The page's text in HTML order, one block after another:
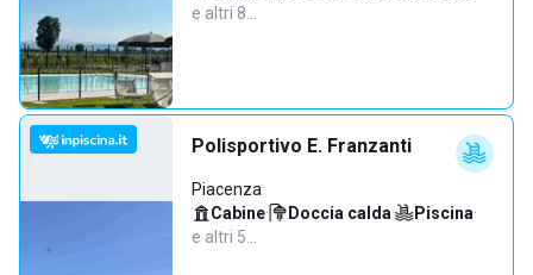
e altri 8…
Polisportivo E. Franzanti
Piacenza
Cabine· Doccia calda· Piscina·
e altri 5…